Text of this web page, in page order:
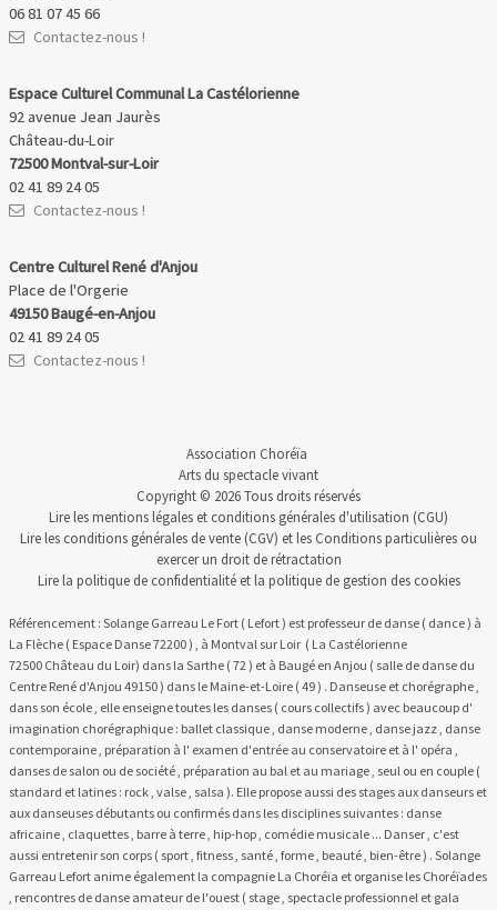
06 81 07 45 66
Contactez-nous !
Espace Culturel Communal La Castélorienne
92 avenue Jean Jaurès
Château-du-Loir
72500 Montval-sur-Loir
02 41 89 24 05
Contactez-nous !
Centre Culturel René d'Anjou
Place de l'Orgerie
49150 Baugé-en-Anjou
02 41 89 24 05
Contactez-nous !
Association Choréïa
Arts du spectacle vivant
Copyright © 2026 Tous droits réservés
Lire lesmentions légales et conditions générales d'utilisation (CGU)
Lire les conditions générales de vente (CGV) et les Conditions particulières ou
exercer un droit de rétractation
Lire la politique de confidentialitéet la politique de gestion des cookies
Référencement : Solange Garreau Le Fort ( Lefort ) est professeur de danse ( dance ) à
La Flèche ( Espace Danse 72200 ) , à Montval sur Loir ( La Castélorienne
72500 Château du Loir) dans la Sarthe ( 72 ) et à Baugé en Anjou ( salle de danse du
Centre René d'Anjou 49150 ) dans le Maine-et-Loire ( 49 ) . Danseuse et chorégraphe ,
dans son école , elle enseigne toutes les danses ( cours collectifs ) avec beaucoup d'
imagination chorégraphique : ballet classique , danse moderne , danse jazz , danse
contemporaine , préparation à l' examen d'entrée au conservatoire et à l' opéra ,
danses de salon ou de société , préparation au bal et au mariage , seul ou en couple (
standard et latines : rock , valse , salsa ). Elle propose aussi des stages aux danseurs et
aux danseuses débutants ou confirmés dans les disciplines suivantes : danse
africaine , claquettes , barre à terre , hip-hop , comédie musicale ... Danser , c'est
aussi entretenir son corps ( sport , fitness , santé , forme , beauté , bien-être ) . Solange
Garreau Lefort anime également la compagnie La Choréïa et organise les Choréïades
, rencontres de danse amateur de l'ouest ( stage , spectacle professionnel et gala